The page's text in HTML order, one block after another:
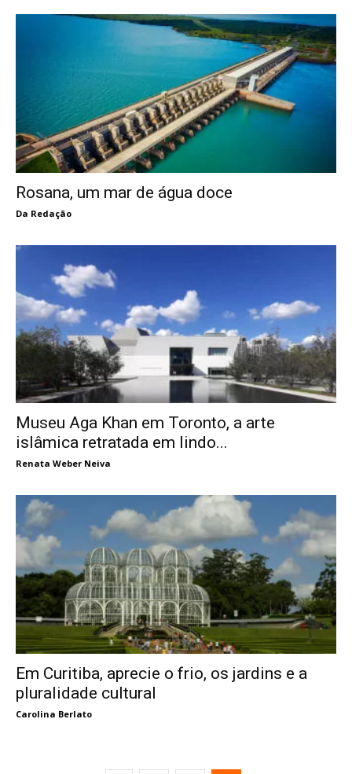
Rosana, um mar de água doce
Da Redação
Museu Aga Khan em Toronto, a arte
islâmica retratada em lindo...
Renata Weber Neiva
Em Curitiba, aprecie o frio, os jardins e a
pluralidade cultural
Carolina Berlato